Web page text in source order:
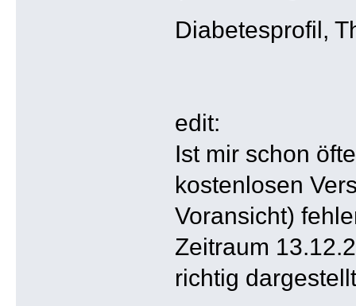
Diabetesprofil,
edit:
Ist mir schon
kostenlosen
Voransicht)
Zeitraum
richtig